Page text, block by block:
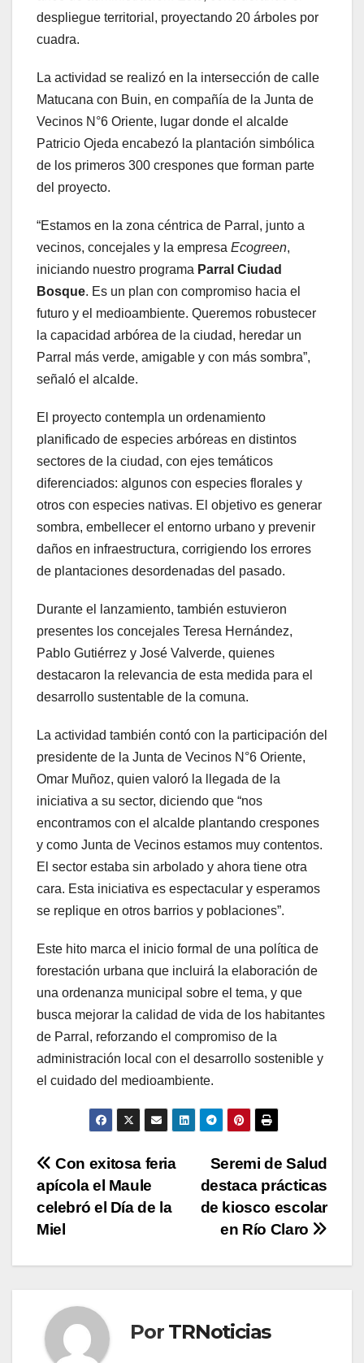
despliegue territorial, proyectando 20 árboles por
cuadra.
La actividad se realizó en la intersección de calle
Matucana con Buin, en compañía de la Junta de
Vecinos N°6 Oriente, lugar donde el alcalde
Patricio Ojeda encabezó la plantación simbólica
de los primeros 300 crespones que forman parte
del proyecto.
“Estamos en la zona céntrica de Parral, junto a
vecinos, concejales y la empresa Ecogreen,
iniciando nuestro programa Parral Ciudad
Bosque. Es un plan con compromiso hacia el
futuro y el medioambiente. Queremos robustecer
la capacidad arbórea de la ciudad, heredar un
Parral más verde, amigable y con más sombra”,
señaló el alcalde.
El proyecto contempla un ordenamiento
planificado de especies arbóreas en distintos
sectores de la ciudad, con ejes temáticos
diferenciados: algunos con especies florales y
otros con especies nativas. El objetivo es generar
sombra, embellecer el entorno urbano y prevenir
daños en infraestructura, corrigiendo los errores
de plantaciones desordenadas del pasado.
Durante el lanzamiento, también estuvieron
presentes los concejales Teresa Hernández,
Pablo Gutiérrez y José Valverde, quienes
destacaron la relevancia de esta medida para el
desarrollo sustentable de la comuna.
La actividad también contó con la participación del
presidente de la Junta de Vecinos N°6 Oriente,
Omar Muñoz, quien valoró la llegada de la
iniciativa a su sector, diciendo que “nos
encontramos con el alcalde plantando crespones
y como Junta de Vecinos estamos muy contentos.
El sector estaba sin arbolado y ahora tiene otra
cara. Esta iniciativa es espectacular y esperamos
se replique en otros barrios y poblaciones”.
Este hito marca el inicio formal de una política de
forestación urbana que incluirá la elaboración de
una ordenanza municipal sobre el tema, y que
busca mejorar la calidad de vida de los habitantes
de Parral, reforzando el compromiso de la
administración local con el desarrollo sostenible y
el cuidado del medioambiente.
Navegación
de
entradas
Seremi de Salud
destaca prácticas
de kiosco escolar
en Río Claro
Con exitosa feria
apícola el Maule
celebró el Día de la
Miel
Por TRNoticias